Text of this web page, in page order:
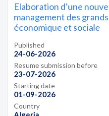
Elaboration d’une
management des
économique et sociale
Published
24-06-2026
Resume submission before
23-07-2026
Starting date
01-09-2026
Country